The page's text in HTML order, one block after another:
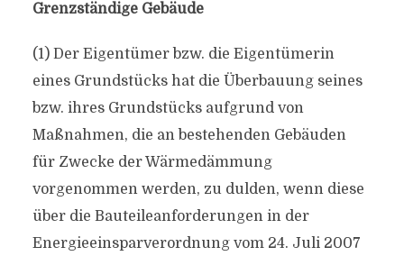
Grenzständige Gebäude
(1) Der Eigentümer bzw. die Eigentümerin
eines Grundstücks hat die Überbauung seines
bzw. ihres Grundstücks aufgrund von
Maßnahmen, die an bestehenden Gebäuden
für Zwecke der Wärmedämmung
vorgenommen werden, zu dulden, wenn diese
über die Bauteileanforderungen in der
Energieeinsparverordnung vom 24. Juli 2007